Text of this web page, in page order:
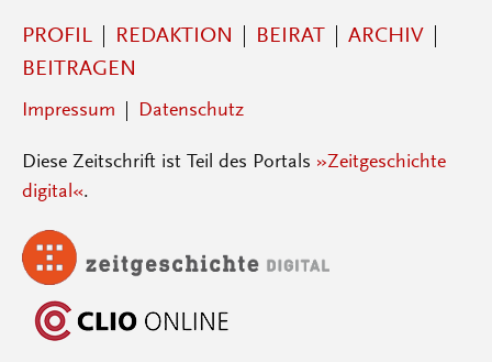
PROFIL REDAKTION BEIRAT
ARCHIV
BEITRAGEN
Impressum Datenschutz
Diese Zeitschrift ist Teil des Portals »Zeitgeschichte
digital«.